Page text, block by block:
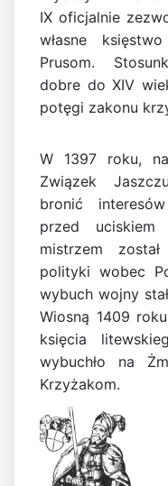
IX oficjalnie
własne
Prusom.
dobre do XIV
potęgi zakonu
W 1397 roku,
Związek
bronić
przed uciskiem
mistrzem
polityki wobec
wybuch wojny
Wiosną 1409
księcia
wybuchło na
Krzyżakom.